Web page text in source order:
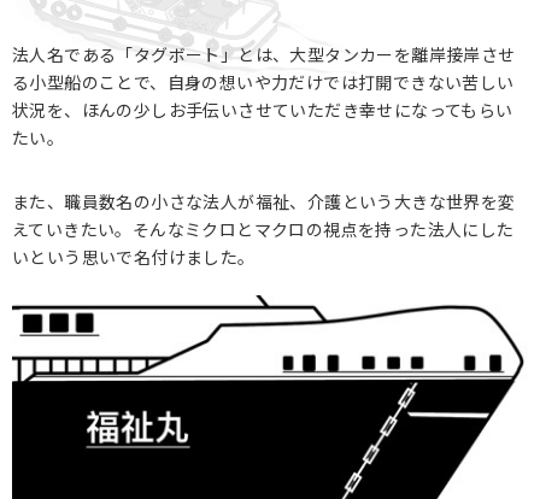
法人名である「タグボート」とは、大型タンカーを離岸接岸させ
る小型船のことで、自身の想いや力だけでは打開できない苦しい
状況を、ほんの少しお手伝いさせていただき幸せになってもらい
たい。
また、職員数名の小さな法人が福祉、介護という大きな世界を変
えていきたい。そんなミクロとマクロの視点を持った法人にした
いという思いで名付けました。